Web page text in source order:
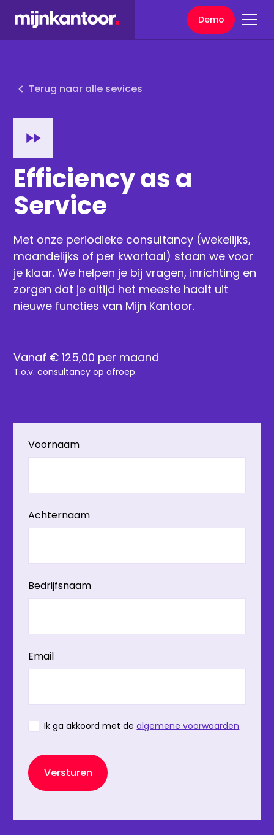
Demo
Terug naar alle sevices
Efficiency as a
Service
Met onze periodieke consultancy (wekelijks,
maandelijks of per kwartaal) staan we voor
je klaar. We helpen je bij vragen, inrichting en
zorgen dat je altijd het meeste haalt uit
nieuwe functies van Mijn Kantoor.
Vanaf € 125,00 per maand
T.o.v. consultancy op afroep.
Voornaam
Achternaam
Bedrijfsnaam
Email
Ik ga akkoord met dealgemene voorwaarden